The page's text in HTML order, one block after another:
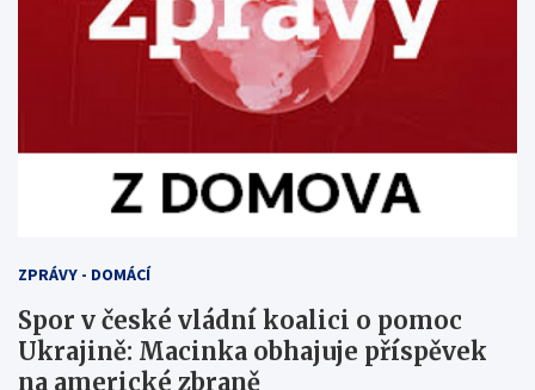
ZPRÁVY - DOMÁCÍ
Spor v české vládní koalici o pomoc
Ukrajině: Macinka obhajuje příspěvek
na americké zbraně